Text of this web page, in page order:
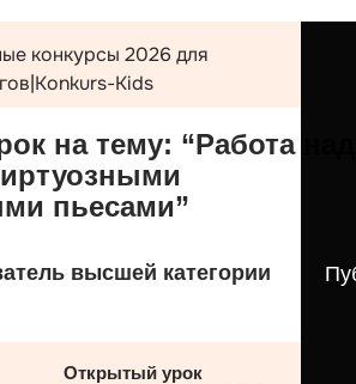
на тему: “Работа над
пьесами”
высшей категории
Открытый урок